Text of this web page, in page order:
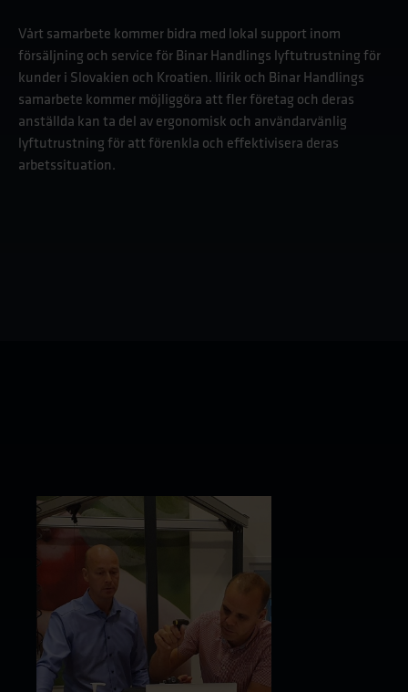
Vårt samarbete kommer bidra med lokal support inom
försäljning och service för Binar Handlings lyftutrustning för
kunder i Slovakien och Kroatien. Ilirik och Binar Handlings
samarbete kommer möjliggöra att fler företag och deras
anställda kan ta del av ergonomisk och användarvänlig
lyftutrustning för att förenkla och effektivisera deras
arbetssituation.